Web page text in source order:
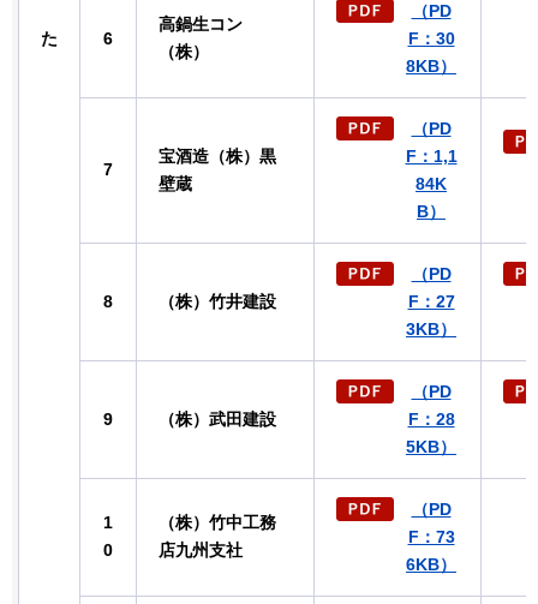
た 6
高鍋生コン
（株）
（PD
F：30
8KB）
7
宝酒造（株）黒
壁蔵
（PD
F：1,1
84K
B）
8 （株）竹井建設
（PD
F：27
3KB）
9 （株）武田建設
（PD
F：28
5KB）
1
0
（株）竹中工務
店九州支社
（PD
F：73
6KB）